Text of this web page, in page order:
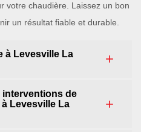
votre chaudière. Laissez un bon
un résultat fiable et durable.
à Levesville La
de
Levesville La